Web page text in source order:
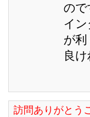
ので
イ
が利
良け
訪問ありがとう